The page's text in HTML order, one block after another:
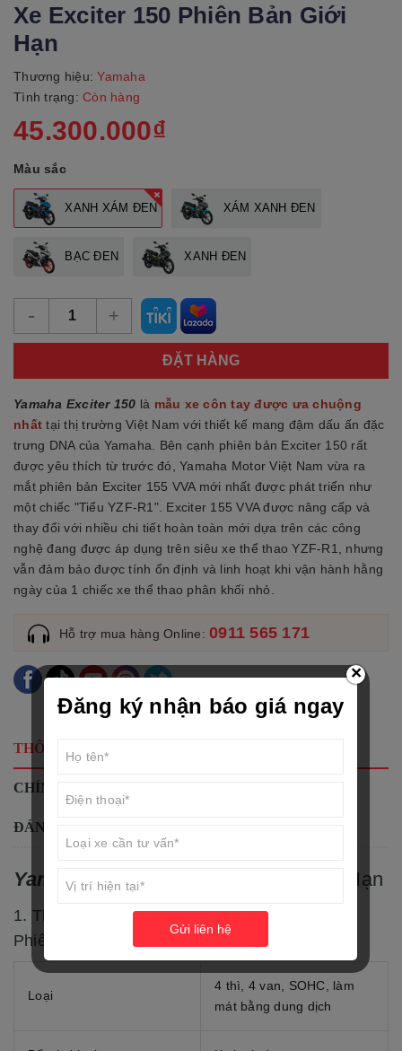
Xe Exciter 150 Phiên Bản Giới
Hạn
Thương hiệu: Yamaha
Tình trạng: Còn hàng
45.300.000₫
Màu sắc
XANH XÁM ĐEN XÁM XANH ĐEN
BẠC ĐEN XANH ĐEN
- +
ĐẶT HÀNG
Yamaha Exciter 150 là mẫu xe côn tay được ưa chuộng
nhất tại thị trường Việt Nam với thiết kế mang đậm dấu ấn đặc
trưng DNA của Yamaha. Bên cạnh phiên bản Exciter 150 rất
được yêu thích từ trước đó, Yamaha Motor Việt Nam vừa ra
mắt phiên bản Exciter 155 VVA mới nhất được phát triển như
một chiếc "Tiểu YZF-R1". Exciter 155 VVA được nâng cấp và
thay đổi với nhiều chi tiết hoàn toàn mới dựa trên các công
nghệ đang được áp dụng trên siêu xe thể thao YZF-R1, nhưng
vẫn đảm bảo được tính ổn định và linh hoạt khi vận hành hằng
ngày của 1 chiếc xe thể thao phân khối nhỏ.
Hỗ trợ mua hàng Online: 0911 565 171
THÔNG TIN SẢN PHẨM
CHÍNH SÁCH
ĐÁNH GIÁ SẢN PHẨM
Yamaha Exciter 150 Phiên Bản Giới Hạn
1. Thông Số Kỹ Thuật XeYamaha
Phiên Bản Giới Hạn.
Loại
4 thì, 4 van, SOHC, làm
mát bằng dung dịch
Đăng ký nhận báo giá ngay
×
Gửi liên hệ